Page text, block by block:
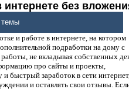
без
и работе в интернете, на котором
подработки на дому с
не вкладывая собственных
про сайты и проекты,
быстрый заработок в сети
и оставлять свои отзывы.
темы